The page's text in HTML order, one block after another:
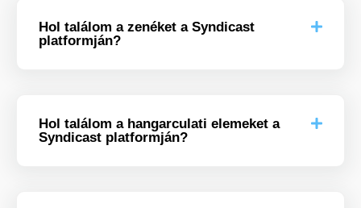
Hol találom a zenéket a Syndicast
platformján?
Hol találom a hangarculati elemeket a
Syndicast platformján?